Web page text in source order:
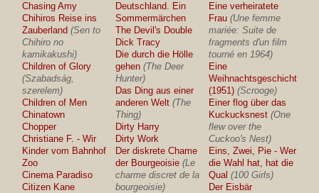
Chasing Amy
Chihiros Reise ins
Zauberland (Sen to
Chihiro no
kamikakushi)
Children of Glory
(Szabadság,
szerelem)
Children of Men
Chinatown
Chopper
Christiane F. - Wir
Kinder vom Bahnhof
Zoo
Cinema Paradiso
Citizen Kane
Deutschland. Ein
Sommermärchen
The Devil's Double
Dick Tracy
Die durch die Hölle
gehen (The Deer
Hunter)
Das Ding aus einer
anderen Welt (The
Thing)
Dirty Harry
Dirty Work
Der diskrete Chame
der Bourgeoisie (Le
charme discret de la
bourgeoisie)
Eine verheiratete
Frau (Une femme
mariée: Suite de
fragments d'un film
tourné en 1964)
Eine
Weihnachtsgeschichte
(1951) (Scrooge)
Einer flog über das
Kuckucksnest (One
flew over the
Cuckoo's Nest)
Eins, Zwei, Pie - Wer
die Wahl hat, hat die
Qual (100 Girls)
Der Eisbär